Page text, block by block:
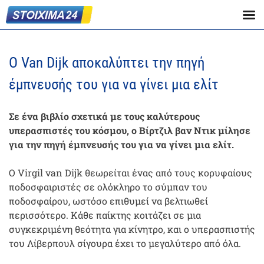
Ο Van Dijk αποκαλύπτει την πηγή
έμπνευσής του για να γίνει μια ελίτ
Σε ένα βιβλίο σχετικά με τους καλύτερους
υπερασπιστές του κόσμου, ο Βίρτζιλ βαν Ντικ μίλησε
για την πηγή έμπνευσής του για να γίνει μια ελίτ.
Ο Virgil van Dijk θεωρείται ένας από τους κορυφαίους
ποδοσφαιριστές σε ολόκληρο το σύμπαν του
ποδοσφαίρου, ωστόσο επιθυμεί να βελτιωθεί
περισσότερο. Κάθε παίκτης κοιτάζει σε μια
συγκεκριμένη θεότητα για κίνητρο, και ο υπερασπιστής
του Λίβερπουλ σίγουρα έχει το μεγαλύτερο από όλα.